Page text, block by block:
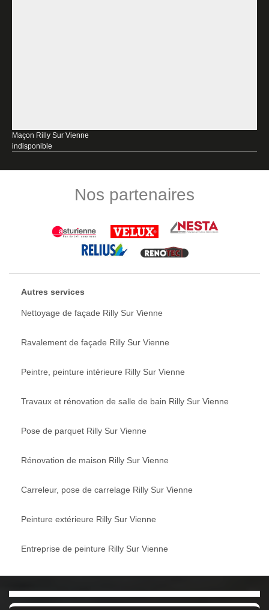
Maçon Rilly Sur Vienne
indisponible
Nos partenaires
Autres services
Nettoyage de façade Rilly Sur Vienne
Ravalement de façade Rilly Sur Vienne
Peintre, peinture intérieure Rilly Sur Vienne
Travaux et rénovation de salle de bain Rilly Sur Vienne
Pose de parquet Rilly Sur Vienne
Rénovation de maison Rilly Sur Vienne
Carreleur, pose de carrelage Rilly Sur Vienne
Peinture extérieure Rilly Sur Vienne
Entreprise de peinture Rilly Sur Vienne